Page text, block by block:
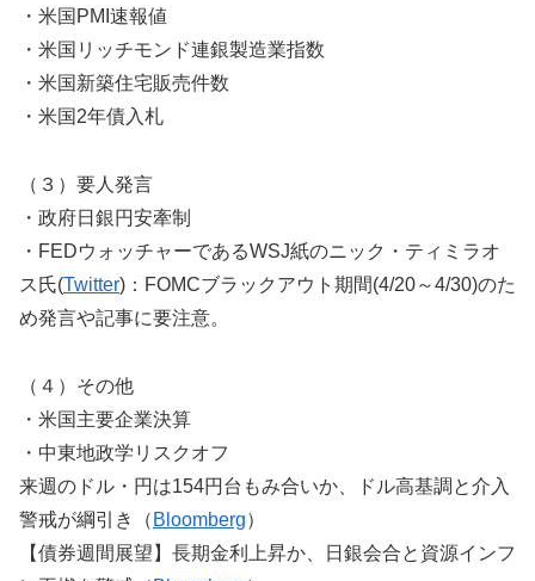
・米国PMI速報値
・米国リッチモンド連銀製造業指数
・米国新築住宅販売件数
・米国2年債入札
（３）要人発言
・政府日銀円安牽制
・FEDウォッチャーであるWSJ紙のニック・ティミラオ
ス氏(Twitter)：FOMCブラックアウト期間(4/20～4/30)のた
め発言や記事に要注意。
（４）その他
・米国主要企業決算
・中東地政学リスクオフ
来週のドル・円は154円台もみ合いか、ドル高基調と介入
警戒が綱引き（ Bloomberg）
【債券週間展望】長期金利上昇か、日銀会合と資源インフ